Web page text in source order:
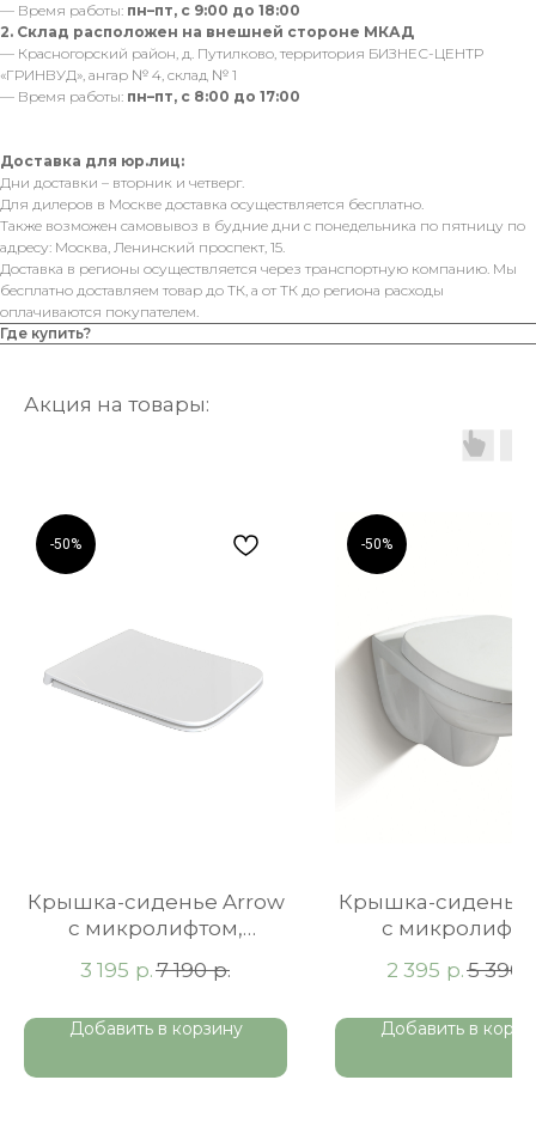
— Время работы: пн–пт, с 9:00 до 18:00
2. Склад расположен на внешней стороне МКАД
— Красногорский район, д. Путилково, территория БИЗНЕС-ЦЕНТР
«ГРИНВУД», ангар № 4, склад № 1
— Время работы: пн–пт, с 8:00 до 17:00
Доставка для юр.лиц:
Дни доставки – вторник и четверг.
Для дилеров в Москве доставка осуществляется бесплатно.
Также возможен самовывоз в будние дни с понедельника по пятницу по
адресу: Москва, Ленинский проспект, 15.
Доставка в регионы осуществляется через транспортную компанию. Мы
бесплатно доставляем товар до ТК, а от ТК до региона расходы
оплачиваются покупателем.
Где купить?
Акция на товары:
-50%
Крышка-сиденье Arrow
c микролифтом,
3 195 р. 7 190 р.
Добавить в корзину
-50%
Крышка-сиденье
c
2 395 р. 5 390
Добавить в